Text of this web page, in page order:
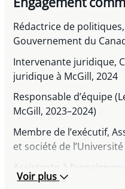
Rédactrice de
Gouvernement du
Intervenante juridique,
juridique à McGill, 2024
Responsable d’équipe
McGill, 2023–2024)
Membre de l’exécutif,
et société de
Assistante à
Fox, 2018–2023
Voir plus